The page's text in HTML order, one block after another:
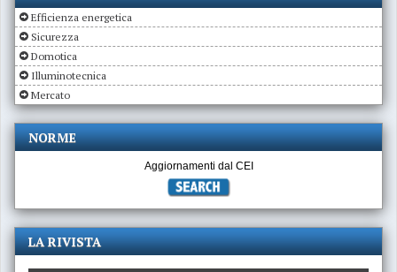
Efficienza energetica
Sicurezza
Domotica
Illuminotecnica
Mercato
NORME
Aggiornamenti dal CEI
LA RIVISTA